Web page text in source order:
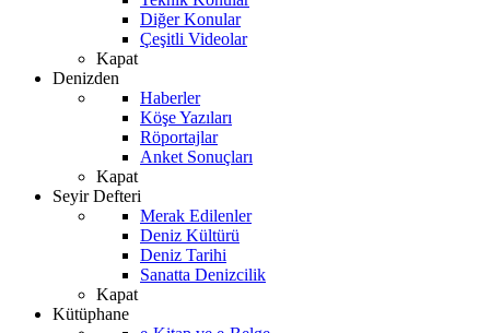
Diğer Konular
Çeşitli Videolar
Kapat
Denizden
Haberler
Köşe Yazıları
Röportajlar
Anket Sonuçları
Kapat
Seyir Defteri
Merak Edilenler
Deniz Kültürü
Deniz Tarihi
Sanatta Denizcilik
Kapat
Kütüphane